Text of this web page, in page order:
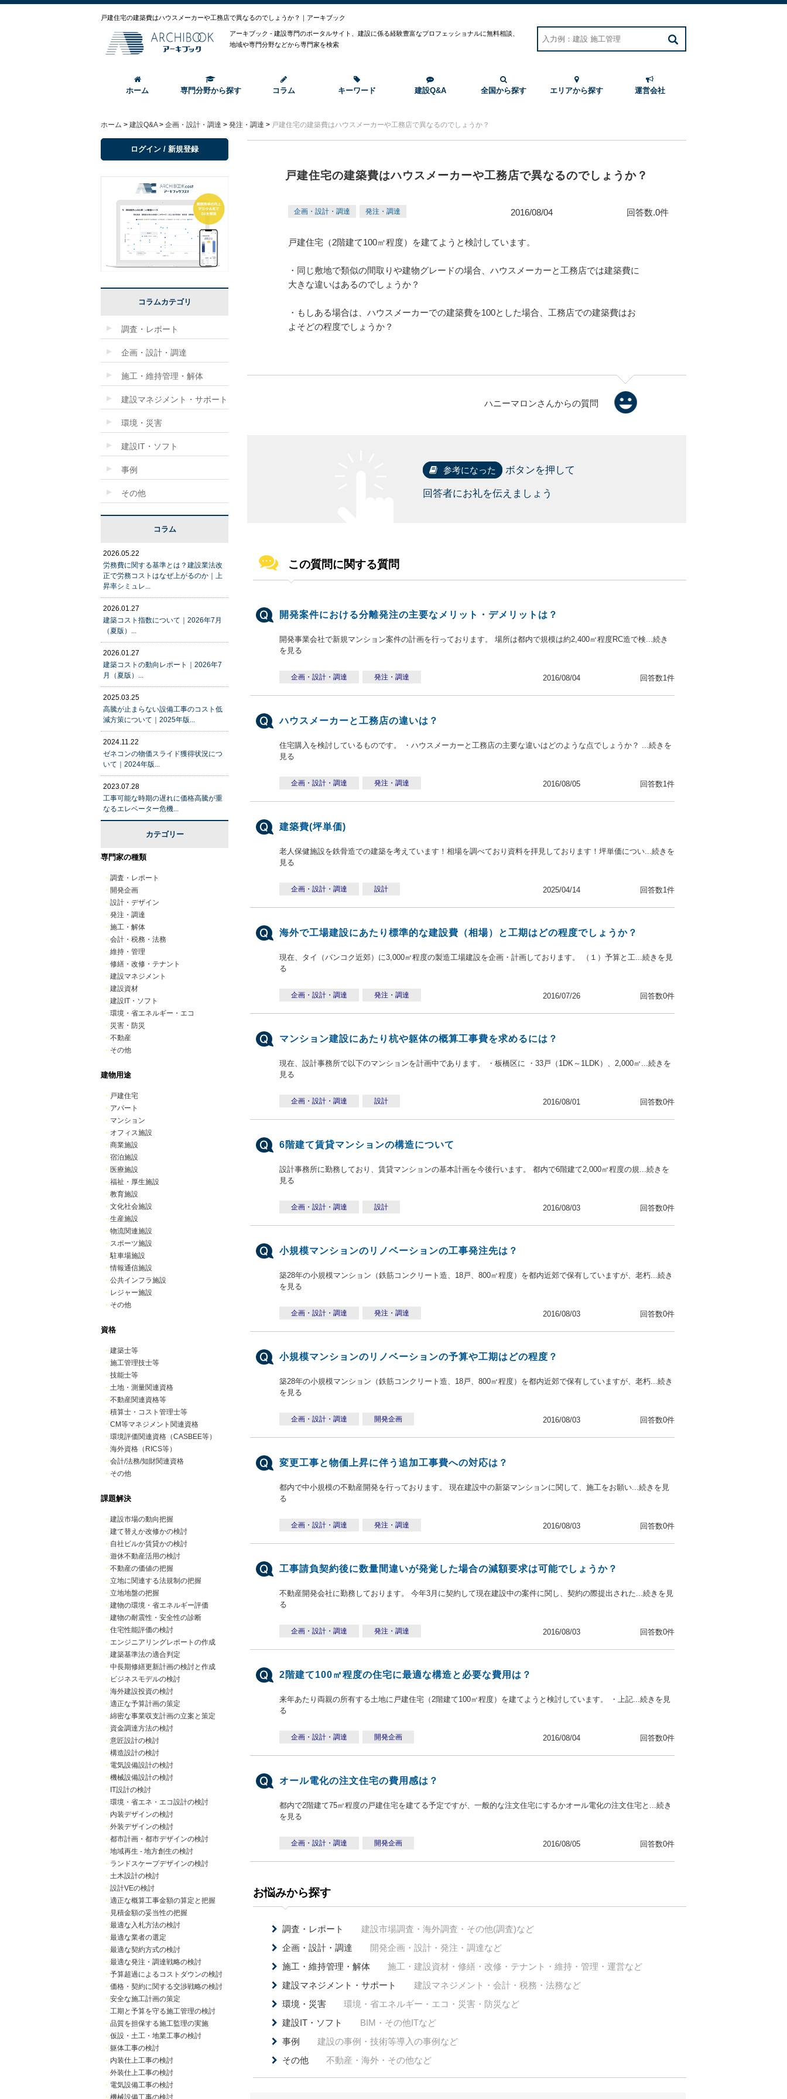
戸建住宅の建築費はハウスメーカーや工務店で異なるのでしょうか？｜アーキブック
アーキブック - 建設専門のポータルサイト、建設に係る経験豊富なプロフェッショナルに無料相談、
地域や専門分野などから専門家を検索
ホーム 専門分野から探す コラム キーワード 建設Q&A 全国から探す エリアから探す 運営会社
ホーム > 建設Q&A > 企画・設計・調達 > 発注・調達 > 戸建住宅の建築費はハウスメーカーや工務店で異なるのでしょうか？
戸建住宅の建築費はハウスメーカーや工務店で異なるのでしょうか？
企画・設計・調達 発注・調達 2016/08/04 回答数.0件
戸建住宅（2階建て100㎡程度）を建てようと検討しています。
・同じ敷地で類似の間取りや建物グレードの場合、ハウスメーカーと工務店では建築費に
大きな違いはあるのでしょうか？
・もしある場合は、ハウスメーカーでの建築費を100とした場合、工務店での建築費はお
よそどの程度でしょうか？
ハニーマロンさんからの質問
参考になった ボタンを押して
回答者にお礼を伝えましょう
この質問に関する質問
開発案件における分離発注の主要なメリット・デメリットは？
開発事業会社で新規マンション案件の計画を行っております。 場所は都内で規模は約2,400㎡程度RC造で検...続き
を見る
企画・設計・調達 発注・調達 2016/08/04 回答数1件
ハウスメーカーと工務店の違いは？
住宅購入を検討しているものです。 ・ハウスメーカーと工務店の主要な違いはどのような点でしょうか？ ...続きを
見る
企画・設計・調達 発注・調達 2016/08/05 回答数1件
建築費(坪単価)
老人保健施設を鉄骨造での建築を考えています！相場を調べており資料を拝見しております！坪単価につい...続きを
見る
企画・設計・調達 設計 2025/04/14 回答数1件
海外で工場建設にあたり標準的な建設費（相場）と工期はどの程度でしょうか？
現在、タイ（バンコク近郊）に3,000㎡程度の製造工場建設を企画・計画しております。 （１）予算と工...続きを見
る
企画・設計・調達 発注・調達 2016/07/26 回答数0件
マンション建設にあたり杭や躯体の概算工事費を求めるには？
現在、設計事務所で以下のマンションを計画中であります。 ・板橋区に ・33戸（1DK～1LDK）、2,000㎡...続きを
見る
企画・設計・調達 設計 2016/08/01 回答数0件
6階建て賃貸マンションの構造について
設計事務所に勤務しており、賃貸マンションの基本計画を今後行います。 都内で6階建て2,000㎡程度の規...続きを
見る
企画・設計・調達 設計 2016/08/03 回答数0件
小規模マンションのリノベーションの工事発注先は？
築28年の小規模マンション（鉄筋コンクリート造、18戸、800㎡程度）を都内近郊で保有していますが、老朽...続き
を見る
企画・設計・調達 発注・調達 2016/08/03 回答数0件
小規模マンションのリノベーションの予算や工期はどの程度？
築28年の小規模マンション（鉄筋コンクリート造、18戸、800㎡程度）を都内近郊で保有していますが、老朽...続き
を見る
企画・設計・調達 開発企画 2016/08/03 回答数0件
変更工事と物価上昇に伴う追加工事費への対応は？
都内で中小規模の不動産開発を行っております。 現在建設中の新築マンションに関して、施工をお願い...続きを見
る
企画・設計・調達 発注・調達 2016/08/03 回答数0件
工事請負契約後に数量間違いが発覚した場合の減額要求は可能でしょうか？
不動産開発会社に勤務しております。 今年3月に契約して現在建設中の案件に関し、契約の際提出された...続きを見
る
企画・設計・調達 発注・調達 2016/08/03 回答数0件
2階建て100㎡程度の住宅に最適な構造と必要な費用は？
来年あたり両親の所有する土地に戸建住宅（2階建て100㎡程度）を建てようと検討しています。 ・上記...続きを見
る
企画・設計・調達 開発企画 2016/08/04 回答数0件
オール電化の注文住宅の費用感は？
都内で2階建て75㎡程度の戸建住宅を建てる予定ですが、一般的な注文住宅にするかオール電化の注文住宅と...続き
を見る
企画・設計・調達 開発企画 2016/08/05 回答数0件
お悩みから探す
調査・レポート
建設市場調査・海外調査・その他(調査)など
企画・設計・調達
開発企画・設計・発注・調達など
施工・維持管理・解体
施工・建設資材・修繕・改修・テナント・維持・管理・運営など
建設マネジメント・サポート
建設マネジメント・会計・税務・法務など
環境・災害
環境・省エネルギー・エコ・災害・防災など
建設IT・ソフト
BIM・その他ITなど
事例
建設の事例・技術等導入の事例など
その他
不動産・海外・その他など
ログイン / 新規登録
コラムカテゴリ
調査・レポート
企画・設計・調達
施工・維持管理・解体
建設マネジメント・サポート
環境・災害
建設IT・ソフト
事例
その他
コラム
2026.05.22
労務費に関する基準とは？建設業法改
正で労務コストはなぜ上がるのか｜上
昇率シミュレ...
2026.01.27
建築コスト指数について｜2026年7月
（夏版）...
2026.01.27
建築コストの動向レポート｜2026年7
月（夏版）...
2025.03.25
高騰が止まらない設備工事のコスト低
減方策について｜2025年版...
2024.11.22
ゼネコンの物価スライド獲得状況につ
いて｜2024年版...
2023.07.28
工事可能な時期の遅れに価格高騰が重
なるエレベーター危機...
カテゴリー
専門家の種類
・ 調査・レポート
・ 開発企画
・ 設計・デザイン
・ 発注・調達
・ 施工・解体
・ 会計・税務・法務
・ 維持・管理
・ 修繕・改修・テナント
・ 建設マネジメント
・ 建設資材
・ 建設IT・ソフト
・ 環境・省エネルギー・エコ
・ 災害・防災
・ 不動産
・ その他
建物用途
・ 戸建住宅
・ アパート
・ マンション
・ オフィス施設
・ 商業施設
・ 宿泊施設
・ 医療施設
・ 福祉・厚生施設
・ 教育施設
・ 文化社会施設
・ 生産施設
・ 物流関連施設
・ スポーツ施設
・駐車場施設
・情報通信施設
・ 公共インフラ施設
・ レジャー施設
・ その他
資格
・ 建築士等
・ 施工管理技士等
・ 技能士等
・ 土地・測量関連資格
・ 不動産関連資格等
・ 積算士・コスト管理士等
・ CM等マネジメント関連資格
・ 環境評価関連資格（CASBEE等）
・ 海外資格（RICS等）
・ 会計/法務/知財関連資格
・ その他
課題解決
・ 建設市場の動向把握
・ 建て替えか改修かの検討
・ 自社ビルか賃貸かの検討
・ 遊休不動産活用の検討
・ 不動産の価値の把握
・ 立地に関連する法規制の把握
・ 立地地盤の把握
・ 建物の環境・省エネルギー評価
・ 建物の耐震性・安全性の診断
・ 住宅性能評価の検討
・ エンジニアリングレポートの作成
・ 建築基準法の適合判定
・ 中長期修繕更新計画の検討と作成
・ ビジネスモデルの検討
・ 海外建設投資の検討
・ 適正な予算計画の策定
・ 綿密な事業収支計画の立案と策定
・ 資金調達方法の検討
・ 意匠設計の検討
・ 構造設計の検討
・ 電気設備設計の検討
・ 機械設備設計の検討
・ IT設計の検討
・ 環境・省エネ・エコ設計の検討
・ 内装デザインの検討
・ 外装デザインの検討
・ 都市計画・都市デザインの検討
・ 地域再生 - 地方創生の検討
・ ランドスケープデザインの検討
・ 土木設計の検討
・ 設計VEの検討
・ 適正な概算工事金額の算定と把握
・ 見積金額の妥当性の把握
・ 最適な入札方法の検討
・ 最適な業者の選定
・ 最適な契約方式の検討
・ 最適な発注・調達戦略の検討
・ 予算超過によるコストダウンの検討
・ 価格・契約に関する交渉戦略の検討
・ 安全な施工計画の策定
・ 工期と予算を守る施工管理の検討
・ 品質を担保する施工監理の実施
・ 仮設・土工・地業工事の検討
・ 躯体工事の検討
・ 内装仕上工事の検討
・ 外装仕上工事の検討
・ 電気設備工事の検討
・ 機械設備工事の検討